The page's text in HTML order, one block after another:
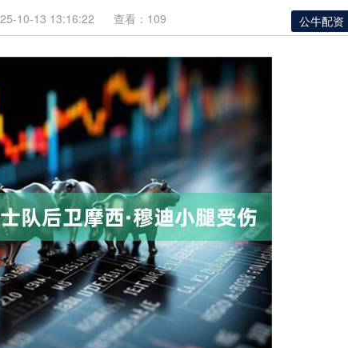
公牛配资
10-13 13:16:22 查看：109